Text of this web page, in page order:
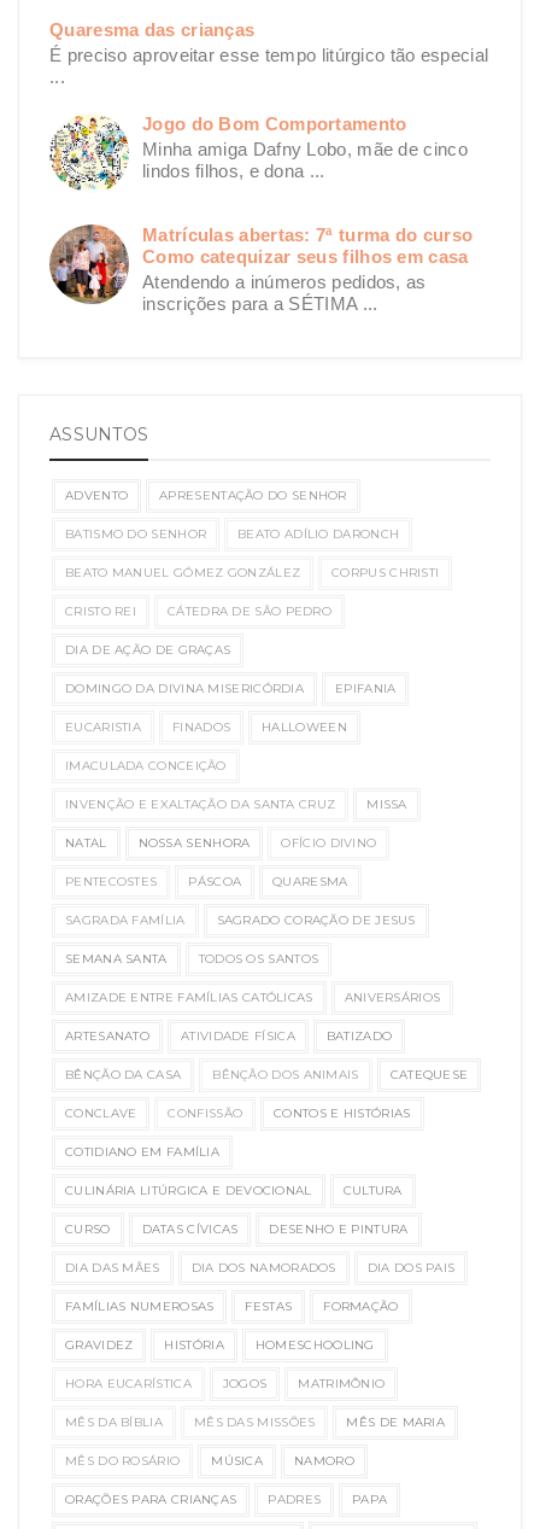
Quaresma das crianças
É preciso aproveitar esse tempo litúrgico tão especial
...
Jogo do Bom Comportamento
Minha amiga Dafny Lobo, mãe de cinco
lindos filhos, e dona ...
Matrículas abertas: 7ª turma do curso
Como catequizar seus filhos em casa
Atendendo a inúmeros pedidos, as
inscrições para a SÉTIMA ...
ASSUNTOS
ADVENTO APRESENTAÇÃO DO SENHOR
BATISMO DO SENHOR BEATO ADÍLIO DARONCH
BEATO MANUEL GÓMEZ GONZÁLEZ CORPUS CHRISTI
CRISTO REI CÁTEDRA DE SÃO PEDRO
DIA DE AÇÃO DE GRAÇAS
DOMINGO DA DIVINA MISERICÓRDIA EPIFANIA
EUCARISTIA FINADOS HALLOWEEN
IMACULADA CONCEIÇÃO
INVENÇÃO E EXALTAÇÃO DA SANTA CRUZ MISSA
NATAL NOSSA SENHORA OFÍCIO DIVINO
PENTECOSTES PÁSCOA QUARESMA
SAGRADA FAMÍLIA SAGRADO CORAÇÃO DE JESUS
SEMANA SANTA TODOS OS SANTOS
AMIZADE ENTRE FAMÍLIAS CATÓLICAS ANIVERSÁRIOS
ARTESANATO ATIVIDADE FÍSICA BATIZADO
BÊNÇÃO DA CASA BÊNÇÃO DOS ANIMAIS CATEQUESE
CONCLAVE CONFISSÃO CONTOS E HISTÓRIAS
COTIDIANO EM FAMÍLIA
CULINÁRIA LITÚRGICA E DEVOCIONAL CULTURA
CURSO DATAS CÍVICAS DESENHO E PINTURA
DIA DAS MÃES DIA DOS NAMORADOS DIA DOS PAIS
FAMÍLIAS NUMEROSAS FESTAS FORMAÇÃO
GRAVIDEZ HISTÓRIA HOMESCHOOLING
HORA EUCARÍSTICA JOGOS MATRIMÔNIO
MÊS DA BÍBLIA MÊS DAS MISSÕES MÊS DE MARIA
MÊS DO ROSÁRIO MÚSICA NAMORO
ORAÇÕES PARA CRIANÇAS PADRES PAPA